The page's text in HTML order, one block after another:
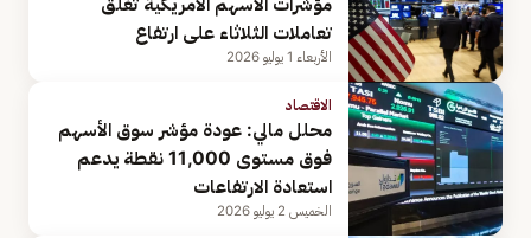
تعاملات الثلاثاء على ارتفاع
الأربعاء 1 يوليو 2026
الاقتصاد
محلل مالي: عودة مؤشر سوق الأسهم
فوق مستوى 11,000 نقطة يدعم
استعادة الارتفاعات
الخميس 2 يوليو 2026